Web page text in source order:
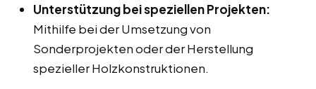
Unterstützung bei speziellen Projekten:
Mithilfe bei der Umsetzung von
Sonderprojekten oder der Herstellung
spezieller Holzkonstruktionen.